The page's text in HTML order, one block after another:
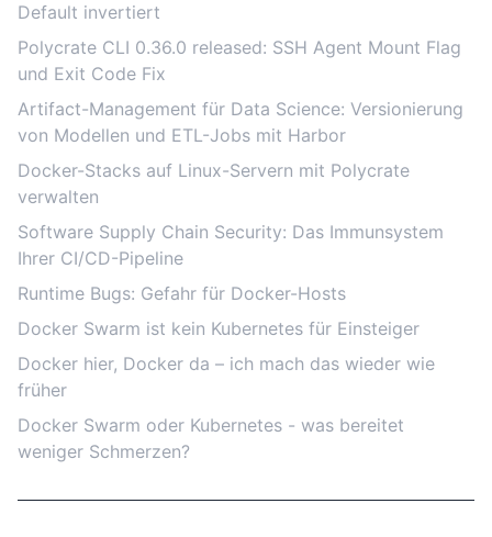
Default invertiert
Polycrate CLI 0.36.0 released: SSH Agent Mount Flag
und Exit Code Fix
Artifact-Management für Data Science: Versionierung
von Modellen und ETL-Jobs mit Harbor
Docker-Stacks auf Linux-Servern mit Polycrate
verwalten
Software Supply Chain Security: Das Immunsystem
Ihrer CI/CD-Pipeline
Runtime Bugs: Gefahr für Docker-Hosts
Docker Swarm ist kein Kubernetes für Einsteiger
Docker hier, Docker da – ich mach das wieder wie
früher
Docker Swarm oder Kubernetes - was bereitet
weniger Schmerzen?